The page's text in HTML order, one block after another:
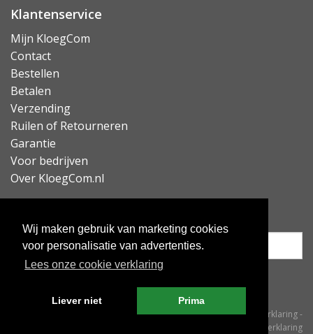
Wij maken gebruik van marketing cookies
voor personalisatie van advertenties.
Lees onze cookie verklaring
Liever niet Prima
Klantenservice
Mijn KloegCom
Contact
Bestellen
Betalen
Verzending
Ruilen of Retourneren
Garantie
Voor bedrijven
Over KloegCom.nl
Algemene voorwaarden-Cookieverklaring-
Privacyverklaring